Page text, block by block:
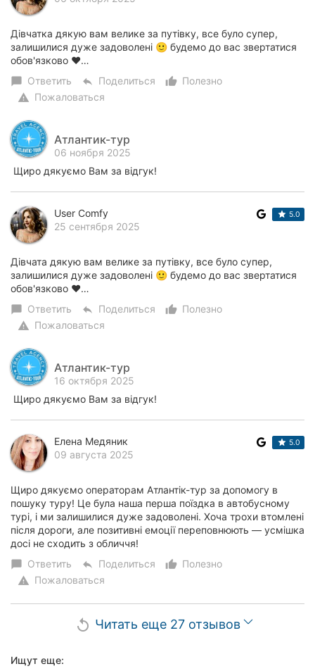
Дівчатка дякую вам велике за путівку, все було супер,
залишилися дуже задоволені 🙂 будемо до вас звертатися
обов'язково ❤️…
chat_bubble Ответить reply Поделиться thumb_up_alt
Полезно
warning Пожаловаться
Атлантик-тур
06 ноября 2025
Щиро дякуємо Вам за відгук!
User Comfy
25 сентября 2025
5.0
Дівчата дякую вам велике за путівку, все було супер,
залишилися дуже задоволені 🙂 будемо до вас звертатися
обов'язково ❤️…
chat_bubble Ответить reply Поделиться thumb_up_alt
Полезно
warning Пожаловаться
Атлантик-тур
16 октября 2025
Щиро дякуємо Вам за відгук!
Елена Медяник
09 августа 2025
5.0
Щиро дякуємо операторам Атлантік-тур за допомогу в
пошуку туру! Це була наша перша поїздка в автобусному
турі, і ми залишилися дуже задоволені. Хоча трохи втомлені
після дороги, але позитивні емоції переповнюють — усмішка
досі не сходить з обличчя!
chat_bubble Ответить reply Поделиться thumb_up_alt
Полезно
warning Пожаловаться
replay Читать еще 27 отзывов
Ищут еще: